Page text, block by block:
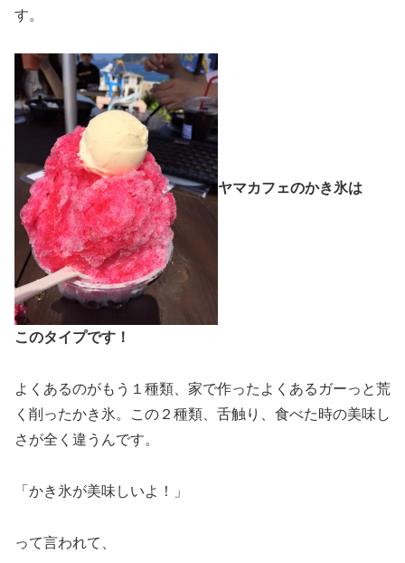
す。
ヤマカフェのかき氷は
このタイプです！
よくあるのがもう１種類、家で作ったよくあるガーっと荒
く削ったかき氷。この２種類、舌触り、食べた時の美味し
さが全く違うんです。
「かき氷が美味しいよ！」
って言われて、